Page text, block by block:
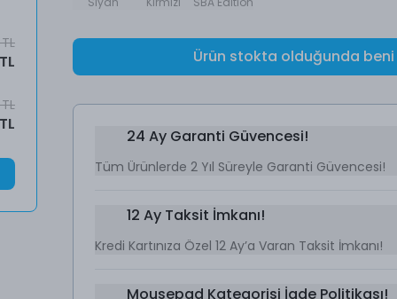
Ürün stokta olduğunda
24 Ay Garanti Güvencesi!
Tüm Ürünlerde 2 Yıl Süreyle Garanti Güvencesi!
12 Ay Taksit İmkanı!
Kredi Kartınıza Özel 12 Ay’a Varan Taksit İmkanı!
Mousepad Kategorisi İade Politikası!